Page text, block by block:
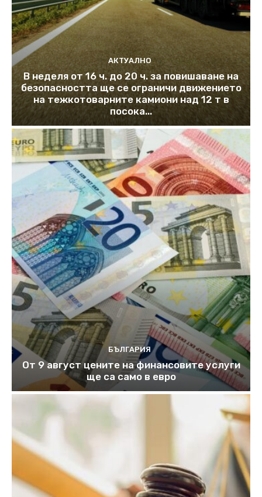
АКТУАЛНО
В неделя от 16 ч. до 20 ч. за повишаване на
безопасността ще се ограничи движението
на тежкотоварните камиони над 12 т в
посока...
БЪЛГАРИЯ
От 9 август цените на финансовите услуги
ще са само в евро